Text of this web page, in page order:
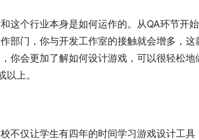
这个行业本身是如何运作的。从QA环节开
部门，你与开发工作室的接触就会增多，
你会更加了解如何设计游戏，可以很轻松
上。
不仅让学生有四年的时间学习游戏设计工